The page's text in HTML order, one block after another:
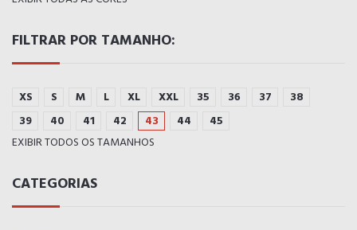
FILTRAR POR TAMANHO:
XS S M L XL XXL 35 36 37
38
39
40 41 42 43 44
45
EXIBIR TODOS OS TAMANHOS
CATEGORIAS